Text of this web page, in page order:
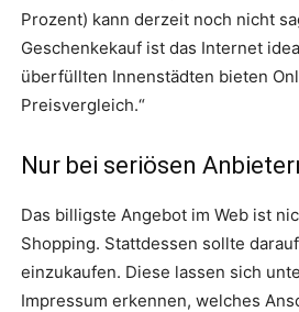
Prozent) kann derzeit noch nicht
Geschenkekauf ist das Internet
überfüllten Innenstädten bieten
Preisvergleich.“
Nur bei seriösen
Das billigste Angebot im Web ist
Shopping. Stattdessen sollte
einzukaufen. Diese lassen sich
Impressum erkennen, welches